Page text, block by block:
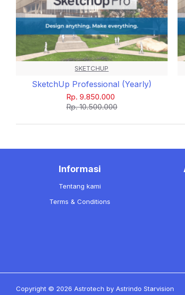
SKETCHUP
SketchUp Professional (Yearly)
Rp. 9.850.000
Rp. 10.500.000
Informasi
Tentang kami
Terms & Conditions
Copyright © 2026 Astrotech by Astrindo Starvision